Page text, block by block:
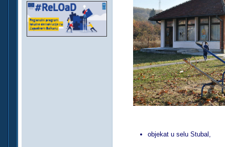
objekat u selu Stubal,